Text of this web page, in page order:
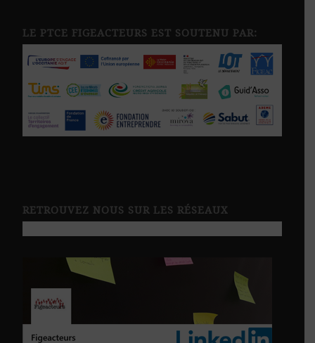
LE PTCE FIGEACTEURS EST SOUTENU PAR:
RETROUVEZ NOUS SUR LES RÉSEAUX